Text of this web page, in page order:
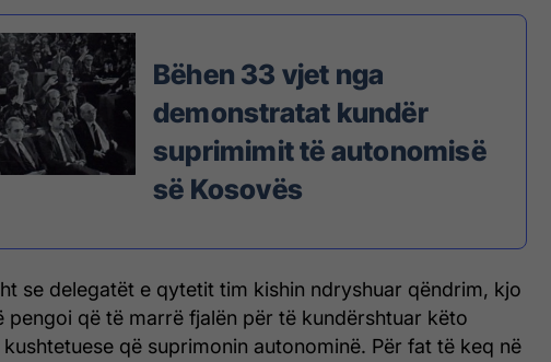
Bëhen 33 vjet nga
demonstratat kundër
suprimimit të autonomisë
së Kosovës
se delegatët e qytetit tim kishin ndryshuar qëndrim, kjo
pengoi që të marrë fjalën për të kundërshtuar këto
që suprimonin autonominë. Për fat të keq në